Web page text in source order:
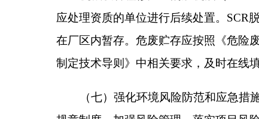
设的，环境影响评价文件应当报我局重新审核。
四、克州生态环境局阿合奇县分局要履行属
时”及竣工环境保护自主验收监管工作机制的意见